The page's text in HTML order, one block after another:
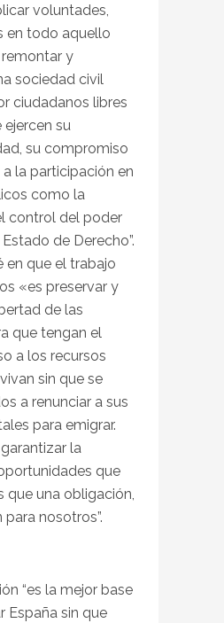
voluntades,
en todo aquello
remontar y
sociedad civil
ciudadanos libres
ejercen su
su compromiso
la participación en
como la
control del poder
de Derecho”.
en que el trabajo
«es preservar y
de las
que tengan el
a los recursos
sin que se
a renunciar a sus
para emigrar.
la
que
que una obligación,
nosotros”.
“es la mejor base
España sin que